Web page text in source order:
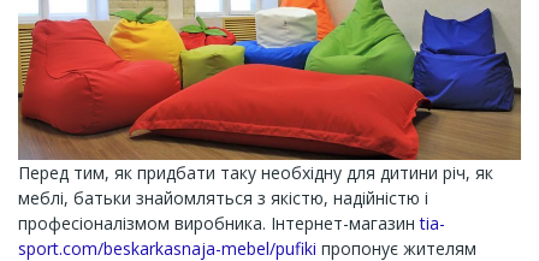
Перед тим, як придбати таку необхідну для дитини річ, як
меблі, батьки знайомляться з якістю, надійністю і
професіоналізмом виробника. Інтернет-магазинtia-
sport.com/beskarkasnaja-mebel/pufiki пропонує жителям